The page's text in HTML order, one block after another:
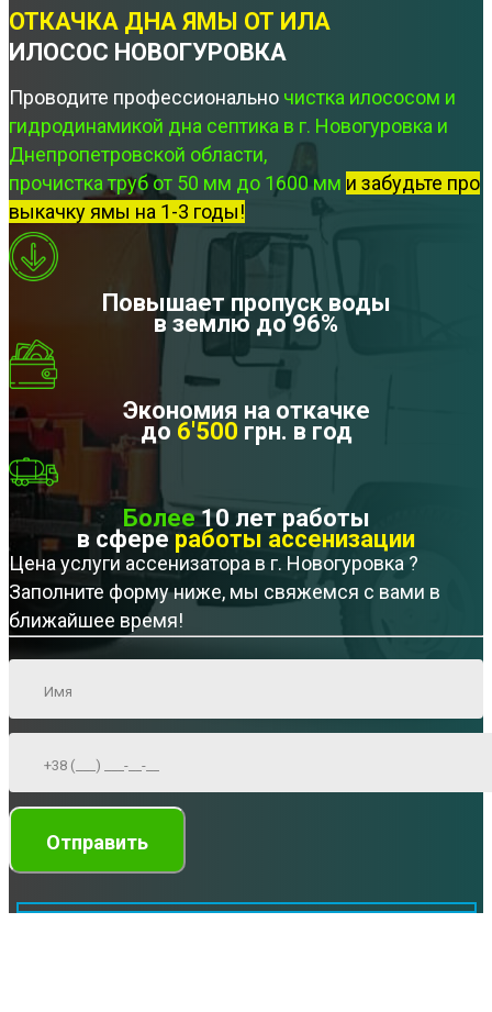
ОТКАЧКА ДНА ЯМЫ ОТ ИЛА
ИЛОСОС НОВОГУРОВКА
Проводите профессионально чистка илососом и
гидродинамикой дна септика в г. Новогуровка и
Днепропетровской области,
прочистка труб от 50 мм до 1600 мм и забудьте про
выкачку ямы на 1-3 годы!
Повышает пропуск воды
в землю до 96%
Экономия на откачке
до 6'500 грн. в год
Более10 лет работы
в сфере работы ассенизации
Цена услуги ассенизатора в г. Новогуровка ?
Заполните форму ниже, мы свяжемся с вами в
ближайшее время!